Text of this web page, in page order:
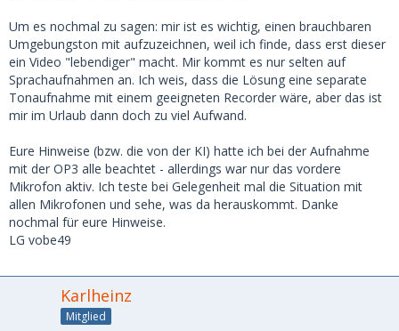
Um es nochmal zu sagen: mir ist es wichtig, einen brauchbaren
Umgebungston mit aufzuzeichnen, weil ich finde, dass erst dieser
ein Video "lebendiger" macht. Mir kommt es nur selten auf
Sprachaufnahmen an. Ich weis, dass die Lösung eine separate
Tonaufnahme mit einem geeigneten Recorder wäre, aber das ist
mir im Urlaub dann doch zu viel Aufwand.
Eure Hinweise (bzw. die von der KI) hatte ich bei der Aufnahme
mit der OP3 alle beachtet - allerdings war nur das vordere
Mikrofon aktiv. Ich teste bei Gelegenheit mal die Situation mit
allen Mikrofonen und sehe, was da herauskommt. Danke
nochmal für eure Hinweise.
LG vobe49
Karlheinz
Mitglied